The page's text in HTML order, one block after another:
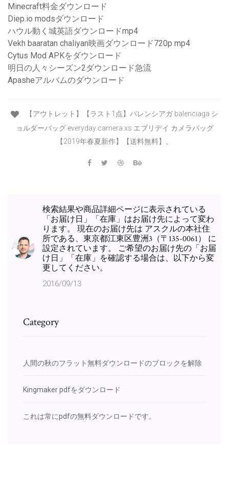
Minecraft料金ダウンロード
Diep.io modsダウンロード
ハウル動く城英語ダウンロードmp4
Vekh baaratan chaliyan映画ダウンロード720p mp4
Cytus Mod APKをダウンロード
明日の人々シーズン2ダウンロード急流
Apasheアルバムのダウンロード
【アウトレット】【ラスト1点】バレンシアガ balenciaga シ
ョルダーバッグ everyday camera xs エブリデイ カメラバッグ
【2019年春夏新作】【送料無料】。
検索結果や商品詳細ページに表示されている
「お届け日」「在庫」はお届け先によって変わ
ります。 現在のお届け先は アスクルの本社住
所である、東京都江東区豊洲3（〒135-0061） に
設定されています。 ご希望のお届け先の「お届
け日」「在庫」を確認する場合は、以下から変
更してください。
2016/09/13
Category
人間の秋のフラット無料ダウンロードのブロックを解除
Kingmaker pdfをダウンロード
これは常にpdfの無料ダウンロードです。